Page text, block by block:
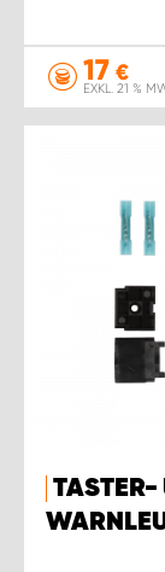
17 €
EXKL. 21 %
TASTER-